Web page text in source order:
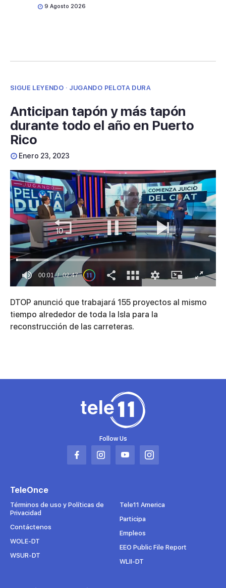
9 Agosto 2026
SIGUE LEYENDO · JUGANDO PELOTA DURA
Anticipan tapón y más tapón
durante todo el año en Puerto
Rico
Enero 23, 2023
seconds
of
2
minutes,
47
00:01 02:47
DTOP anunció que trabajará 155 proyectos al mismo
tiempo alrededor de toda la Isla para la
reconstrucción de las carreteras.
Follow Us
Abrir
pestaña
Abrir
pestaña
Abrir
pestaña
Abrir
pestaña
TeleOnce
Términos de uso y Políticas de
Privacidad
Contáctenos
WOLE-DT
WSUR-DT
Tele11 America
Participa
Empleos
EEO Public File Report
WLII-DT